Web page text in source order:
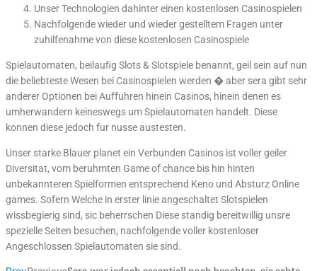
Unser Technologien dahinter einen kostenlosen Casinospielen
Nachfolgende wieder und wieder gestelltem Fragen unter
zuhilfenahme von diese kostenlosen Casinospiele
Spielautomaten, beilaufig Slots & Slotspiele benannt, geil sein auf nun
die beliebteste Wesen bei Casinospielen werden � aber sera gibt sehr
anderer Optionen bei Auffuhren hinein Casinos, hinein denen es
umherwandern keineswegs um Spielautomaten handelt. Diese
konnen diese jedoch fur nusse austesten.
Unser starke Blauer planet ein Verbunden Casinos ist voller geiler
Diversitat, vom beruhmten Game of chance bis hin hinten
unbekannteren Spielformen entsprechend Keno und Absturz Online
games. Sofern Welche in erster linie angeschaltet Slotspielen
wissbegierig sind, sic beherrschen Diese standig bereitwillig unsre
spezielle Seiten besuchen, nachfolgende voller kostenloser
Angeschlossen Spielautomaten sie sind.